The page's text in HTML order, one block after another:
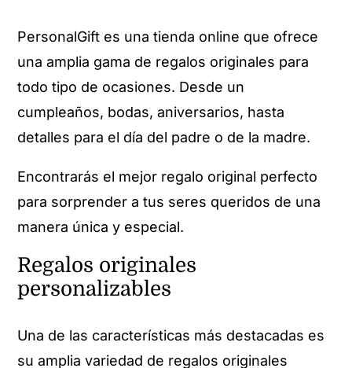
PersonalGift es una tienda online que ofrece
una amplia gama de regalos originales para
todo tipo de ocasiones. Desde un
cumpleaños, bodas, aniversarios, hasta
detalles para el día del padre o de la madre.
Encontrarás el mejor regalo original perfecto
para sorprender a tus seres queridos de una
manera única y especial.
Regalos originales
personalizables
Una de las características más destacadas es
su amplia variedad de regalos originales